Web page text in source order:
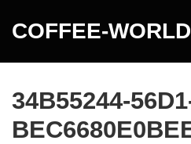
COFFEE-WORLD
34B55244-